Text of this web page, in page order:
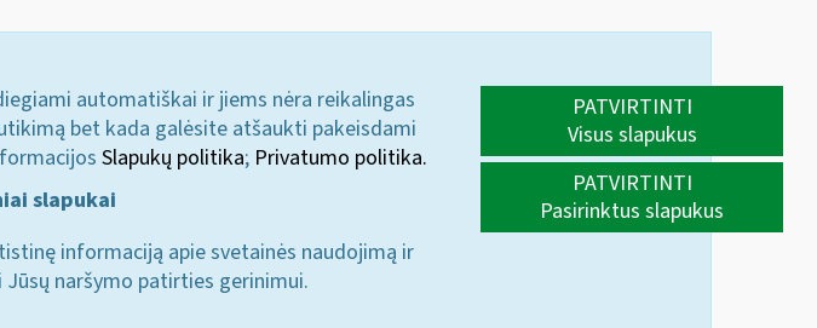
automatiškai ir jiems nėra reikalingas
bet kada galėsite atšaukti pakeisdami
Slapukų politika; Privatumo politika.
slapukai
informaciją apie svetainės naudojimą ir
Jūsų naršymo patirties gerinimui.
PATVIRTINTI
Visus slapukus
PATVIRTINTI
Pasirinktus slapukus